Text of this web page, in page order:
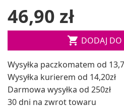
46,90 zł
 DODAJ DO
Wysyłka paczkomatem od
Wysyłka kurierem od 14,20zł
Darmowa wysyłka od 250zł
30 dni na zwrot towaru